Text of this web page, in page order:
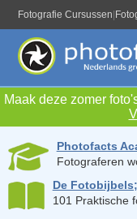
Fotografie Cursussen
Maak deze zomer
Photofacts
Fotograferen
De
101 Praktische